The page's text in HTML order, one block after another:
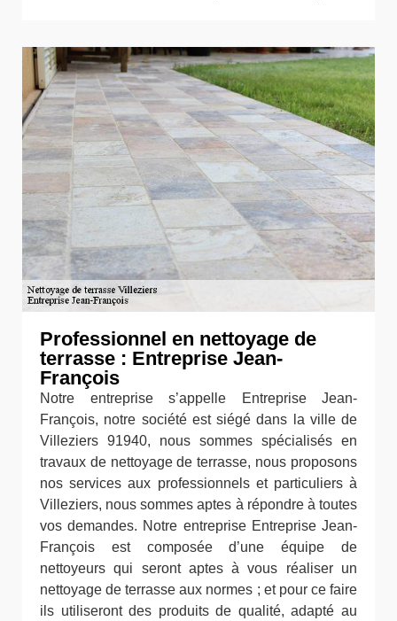
Professionnel en nettoyage de
terrasse : Entreprise Jean-
François
Notre entreprise s’appelle Entreprise Jean-
François, notre société est siégé dans la ville de
Villeziers 91940, nous sommes spécialisés en
travaux de nettoyage de terrasse, nous proposons
nos services aux professionnels et particuliers à
Villeziers, nous sommes aptes à répondre à toutes
vos demandes. Notre entreprise Entreprise Jean-
François est composée d’une équipe de
nettoyeurs qui seront aptes à vous réaliser un
nettoyage de terrasse aux normes ; et pour ce faire
ils utiliseront des produits de qualité, adapté au